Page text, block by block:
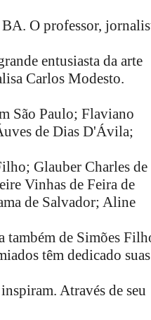
BA. O professor,
entusiasta da arte
Carlos Modesto.
São Paulo; Flaviano
de Dias D'Ávila;
Glauber Charles de
Vinhas de Feira de
de Salvador; Aline
também de Simões
têm dedicado suas
Através de seu